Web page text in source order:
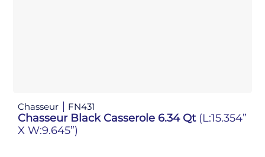
Chasseur FN431
Chasseur Black Casserole 6.34 Qt (L:15.354”
X W:9.645”)